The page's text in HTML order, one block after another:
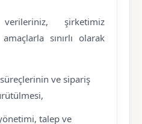
şirketimiz
sınırlı olarak
ve sipariş
talep ve